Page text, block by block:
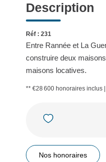
Description
Réf : 231
Entre Rannée et La
construire deux
maisons locatives.
** €28 600 honoraires inclus
Nos honoraires